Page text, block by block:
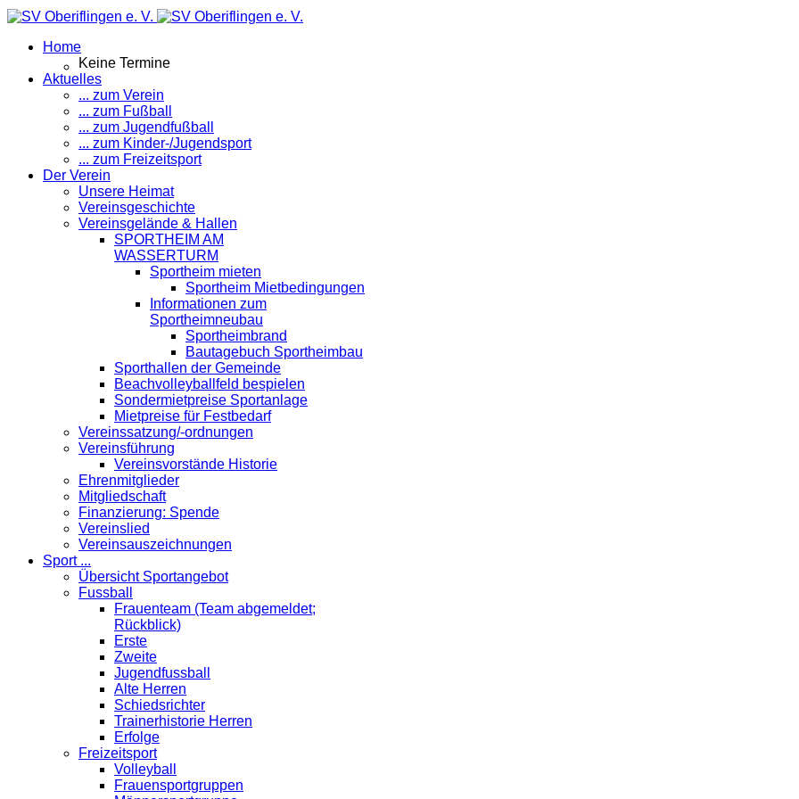
Home
Keine Termine
Aktuelles
... zum Verein
... zum Fußball
... zum Jugendfußball
... zum Kinder-/Jugendsport
... zum Freizeitsport
Der Verein
Unsere Heimat
Vereinsgeschichte
Vereinsgelände & Hallen
SPORTHEIM AM
WASSERTURM
Sportheim mieten
Sportheim Mietbedingungen
Informationen zum
Sportheimneubau
Sportheimbrand
Bautagebuch Sportheimbau
Sporthallen der Gemeinde
Beachvolleyballfeld bespielen
Sondermietpreise Sportanlage
Mietpreise für Festbedarf
Vereinssatzung/-ordnungen
Vereinsführung
Vereinsvorstände Historie
Ehrenmitglieder
Mitgliedschaft
Finanzierung: Spende
Vereinslied
Vereinsauszeichnungen
Sport ...
Übersicht Sportangebot
Fussball
Frauenteam (Team abgemeldet;
Rückblick)
Erste
Zweite
Jugendfussball
Alte Herren
Schiedsrichter
Trainerhistorie Herren
Erfolge
Freizeitsport
Volleyball
Frauensportgruppen